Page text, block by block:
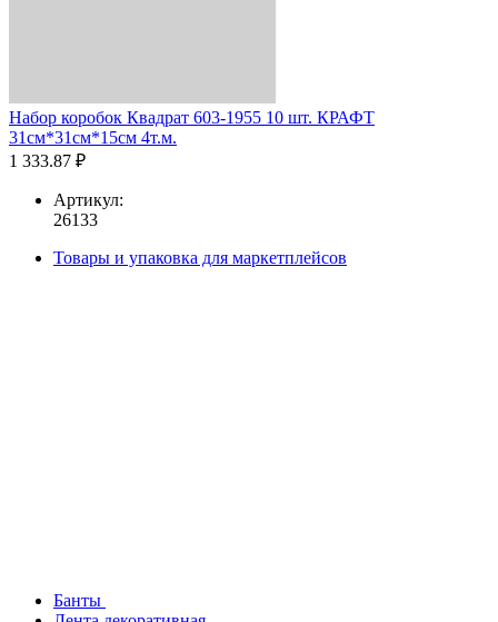
Набор коробок Квадрат 603-1955 10 шт. КРАФТ
31см*31см*15см 4т.м.
1 333.87 ₽
Артикул:
26133
Товары и упаковка для маркетплейсов
Банты